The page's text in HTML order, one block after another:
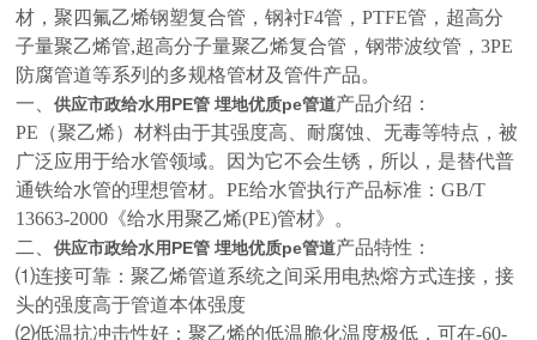
材，聚四氟乙烯钢塑复合管，钢衬F4管，PTFE管，超高分
子量聚乙烯管,超高分子量聚乙烯复合管，钢带波纹管，3PE
防腐管道等系列的多规格管材及管件产品。
一、供应市政给水用PE管 埋地优质pe管道产品介绍：
PE（聚乙烯）材料由于其强度高、耐腐蚀、无毒等特点，被
广泛应用于给水管领域。因为它不会生锈，所以，是替代普
通铁给水管的理想管材。PE给水管执行产品标准：GB/T
13663-2000《给水用聚乙烯(PE)管材》 。
二、供应市政给水用PE管 埋地优质pe管道产品特性：
⑴连接可靠：聚乙烯管道系统之间采用电热熔方式连接，接
头的强度高于管道本体强度
⑵低温抗冲击性好：聚乙烯的低温脆化温度极低，可在-60-